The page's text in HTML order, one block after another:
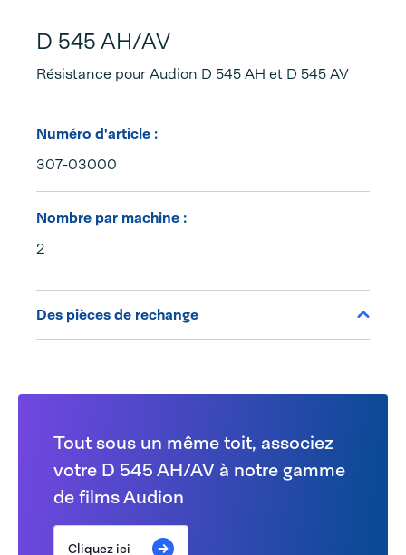
D 545 AH/AV
Résistance pour Audion D 545 AH et D 545 AV
Numéro d'article :
307-03000
Nombre par machine :
2
Des pièces de rechange
Tout sous un même toit, associez
votre D 545 AH/AV à notre gamme
de films Audion
Cliquez ici